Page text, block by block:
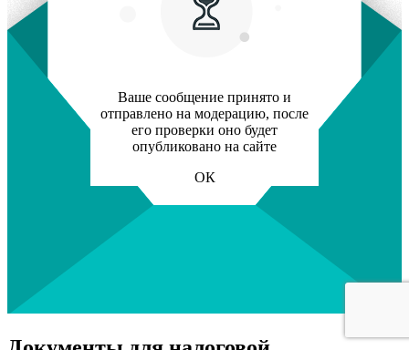
Ваше сообщение принято и
отправлено на модерацию, после
его проверки оно будет
опубликовано на сайте
ОК